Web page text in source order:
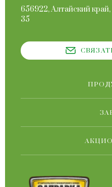
656922, Алтайский
35